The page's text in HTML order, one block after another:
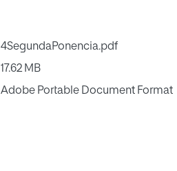
4SegundaPonencia.pdf
17.62 MB
Adobe Portable Document Format